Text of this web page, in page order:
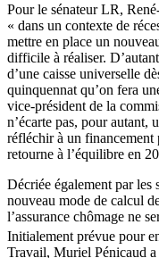
Pour le sénateur LR,
« dans un contexte de
mettre en place un
difficile à réaliser.
d’une caisse universelle
quinquennat qu’on fera
vice-président de la
n’écarte pas, pour
réfléchir à un financement
retourne à l’équilibre en
Décriée également par les
nouveau mode de calcul
l’assurance chômage ne
Initialement prévue pour
Travail, Muriel Pénicaud